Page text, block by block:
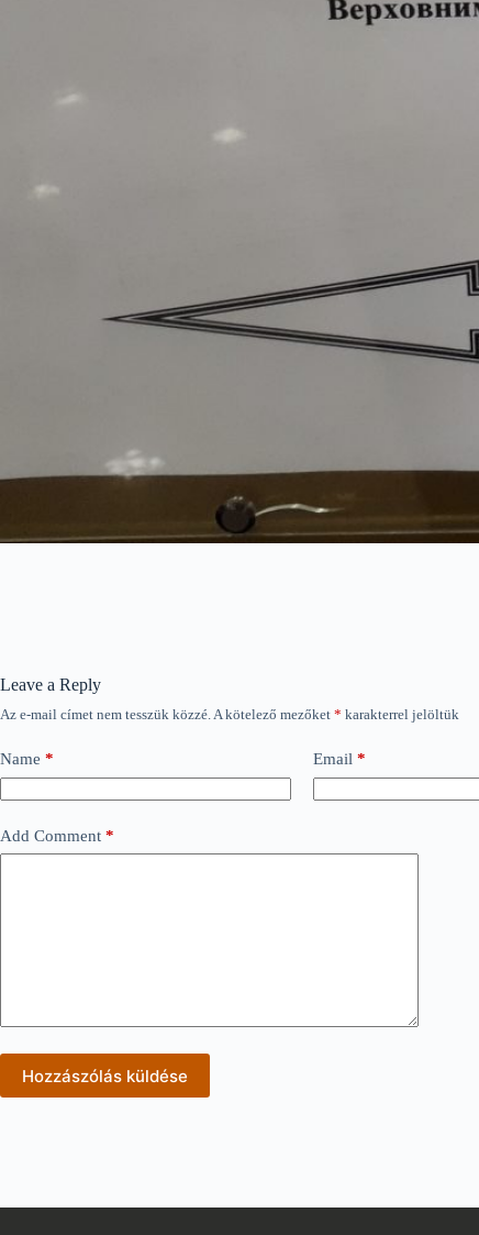
Leave a Reply
Az e-mail címet nem tesszük közzé.A kötelező mezőket * karakterrel jelöltük
Name * Email *
Add Comment *
Hozzászólás küldése